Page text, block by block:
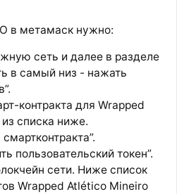
в метамаск нужно:
сеть и далее в разделе
в самый низ - нажать
контракта для Wrapped
списка ниже.
пользовательский токен”.
сети. Ниже список
Wrapped Atlético Mineiro